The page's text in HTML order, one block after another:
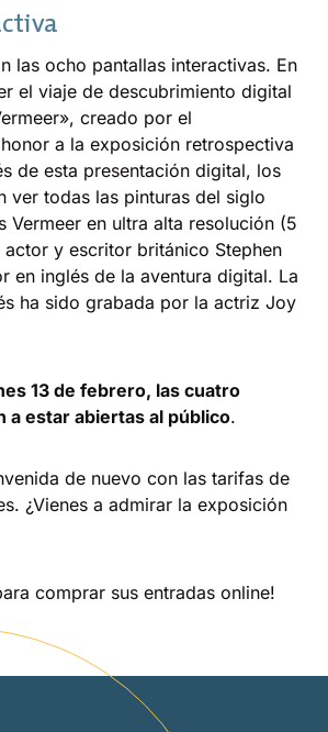
las ocho pantallas interactivas. En
el viaje de descubrimiento digital
creado por el
a la exposición retrospectiva
de esta presentación digital, los
ver todas las pinturas del siglo
Vermeer en ultra alta resolución (5
y escritor británico Stephen
en inglés de la aventura digital. La
ha sido grabada por la actriz Joy
13 de febrero, las cuatro
a estar abiertas al público.
de nuevo con las tarifas de
¿Vienes a admirar la exposición
comprar sus entradas online!